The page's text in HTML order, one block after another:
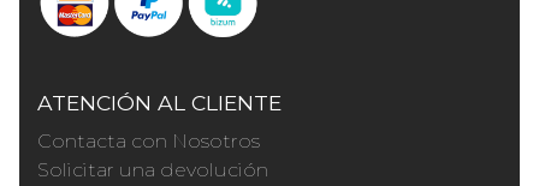
ATENCIÓN AL CLIENTE
Contacta con Nosotros
Solicitar una devolución